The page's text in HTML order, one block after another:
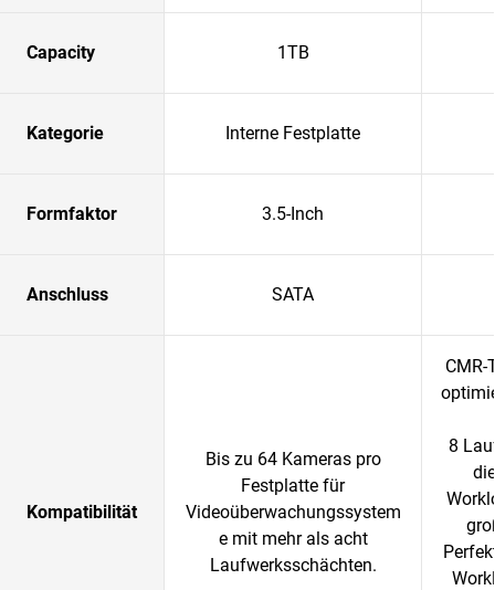
Capacity 1TB
Kategorie Interne Festplatte
Formfaktor 3.5-Inch
Anschluss SATA
Kompatibilität
Bis zu 64 Kameras pro
Festplatte für
Videoüberwachungssystem
e mit mehr als acht
Laufwerksschächten.
CMR-
8